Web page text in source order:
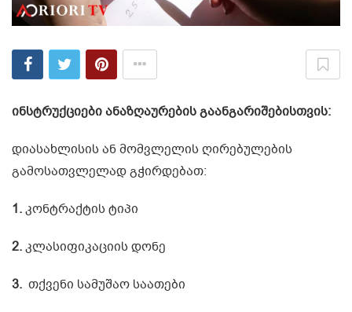
ინსტრუქციები ანაზღაურების გაანგარიშებისთვის:
დიასახლისის ან მომვლელის ღირებულების
გამოსათვლელად გჭირდებათ:
1.კონტრაქტის ტიპი
2.კლასიფიკაციისდონე
3. თქვენი სამუშაო საათები